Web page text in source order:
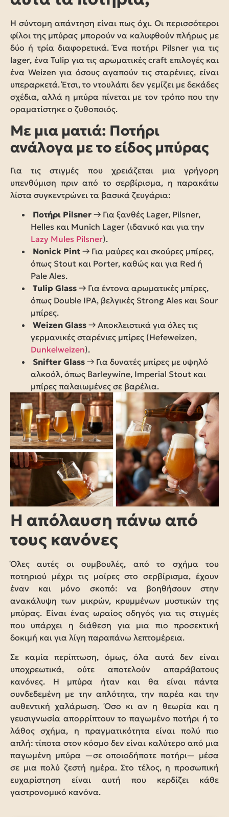
Η σύντομη απάντηση είναι πως όχι. Οι περισσότεροι
φίλοι της μπύρας μπορούν να καλυφθούν πλήρως με
δύο ή τρία διαφορετικά. Ένα ποτήρι Pilsner για τις
lager, ένα Tulip για τις αρωματικές craft επιλογές και
ένα Weizen για όσους αγαπούν τις σταρένιες, είναι
υπεραρκετά. Έτσι, το ντουλάπι δεν γεμίζει με δεκάδες
σχέδια, αλλά η μπύρα πίνεται με τον τρόπο που την
οραματίστηκε ο ζυθοποιός.
Με μια ματιά: Ποτήρι
ανάλογα με το είδος μπύρας
Για τις στιγμές που χρειάζεται μια γρήγορη
υπενθύμιση πριν από το σερβίρισμα, η παρακάτω
λίστα συγκεντρώνει τα βασικά ζευγάρια:
Ποτήρι Pilsner → Για ξανθές Lager, Pilsner,
Helles και Munich Lager (ιδανικό και για την
Lazy Mules Pilsner).
Nonick Pint → Για μαύρες και σκούρες μπίρες,
όπως Stout και Porter, καθώς και για Red ή
Pale Ales.
Tulip Glass → Για έντονα αρωματικές μπίρες,
όπως Double IPA, βελγικές Strong Ales και Sour
μπίρες.
Weizen Glass → Αποκλειστικά για όλες τις
γερμανικές σταρένιες μπίρες (Hefeweizen,
Dunkelweizen).
Snifter Glass → Για δυνατές μπίρες με υψηλό
αλκοόλ, όπως Barleywine, Imperial Stout και
μπίρες παλαιωμένες σε βαρέλια.
Η απόλαυση πάνω από
τους κανόνες
Όλες αυτές οι συμβουλές, από το σχήμα του
ποτηριού μέχρι τις μοίρες στο σερβίρισμα, έχουν
έναν και μόνο σκοπό: να βοηθήσουν στην
ανακάλυψη των μικρών, κρυμμένων μυστικών της
μπύρας. Είναι ένας ωραίος οδηγός για τις στιγμές
που υπάρχει η διάθεση για μια πιο προσεκτική
δοκιμή και για λίγη παραπάνω λεπτομέρεια.
Σε καμία περίπτωση, όμως, όλα αυτά δεν είναι
υποχρεωτικά, ούτε αποτελούν απαράβατους
κανόνες. Η μπύρα ήταν και θα είναι πάντα
συνδεδεμένη με την απλότητα, την παρέα και την
αυθεντική χαλάρωση. Όσο κι αν η θεωρία και η
γευσιγνωσία απορρίπτουν το παγωμένο ποτήρι ή το
λάθος σχήμα, η πραγματικότητα είναι πολύ πιο
απλή: τίποτα στον κόσμο δεν είναι καλύτερο από μια
παγωμένη μπύρα —σε οποιοδήποτε ποτήρι— μέσα
σε μια πολύ ζεστή ημέρα. Στο τέλος, η προσωπική
ευχαρίστηση είναι αυτή που κερδίζει κάθε
γαστρονομικό κανόνα.